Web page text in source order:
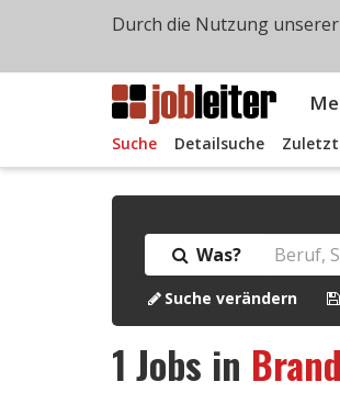
Suche Detailsuche Zuletzt
Was?
Suche verändern
1 Jobs in
Durch die Nutzung